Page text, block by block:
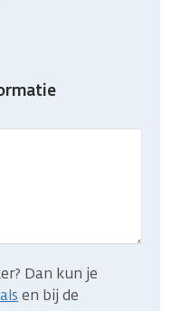
Dan kun je
en bij de